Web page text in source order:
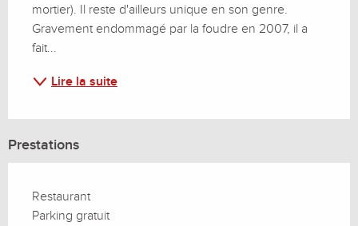
mortier). Il reste d'ailleurs unique en son genre.
Gravement endommagé par la foudre en 2007, il a
fait...
Lire la suite
Prestations
Restaurant
Parking gratuit